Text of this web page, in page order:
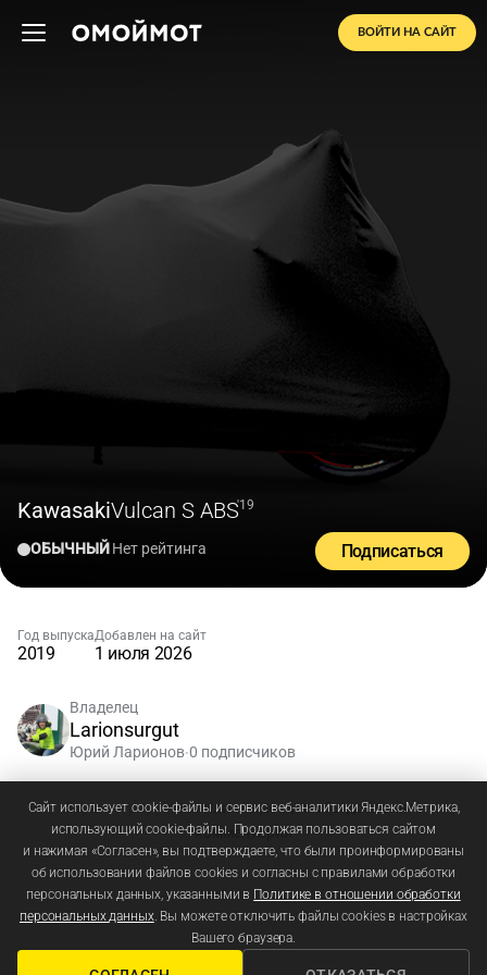
ВОЙТИ НА САЙТ
KawasakiVulcan S ABS'19
ОБЫЧНЫЙНет рейтинга Подписаться
Год выпуска
2019
Добавлен на сайт
1 июля 2026
Владелец
Larionsurgut
Юрий Ларионов•0 подписчиков
Зарегистрируйтесьиливойдите, чтобы добавлять
комментарии
Сайт использует cookie-файлы и сервис веб-аналитики Яндекс.Метрика,
использующий cookie-файлы. Продолжая пользоваться сайтом
и нажимая «Согласен», вы подтверждаете, что были проинформированы
об использовании файлов cookies и согласны с правилами обработки
персональных данных, указанными в Политике в отношении обработки
персональных данных. Вы можете отключить файлы cookies в настройках
Вашего браузера.